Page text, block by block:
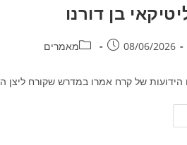
בן דורנו
08/06/2026 מאמרים
הידועות של קרח אמרו במדרש שקורח